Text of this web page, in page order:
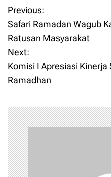
P
o
s
t
a
v
i
Previous:
Safari Ramadan Wagub
Ratusan Masyarakat
Next:
Komisi I Apresiasi Kinerja
Ramadhan